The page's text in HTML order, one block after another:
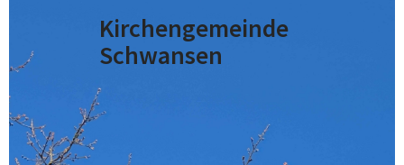
Kirchengemeinde
Schwansen